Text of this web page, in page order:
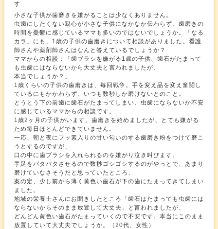
す
小さな子供が歯磨きを嫌がることは少なくありません。
虫歯にしたくない親心が小さな子供になかなか伝わらず、歯磨きの
時間を憂鬱に感じているママも多いのではないでしょうか。「なる
カラ」にも、1歳の子供の歯磨きについて相談がありました。看護
師さんや薬剤師さんはなんと答えているでしょうか？
ママからの相談：「歯ブラシを嫌がる1歳の子供、歯石がたまって
も虫歯にはならないから大丈夫と言われましたが、
本当でしょうか？」
1歳くらいの子供の歯磨きは、毎回戦争。手を変え品を変え奮闘し
ているにもかかわらず、いつも数秒しか磨けないとのこと。
とうとう下の前歯に歯石がたまってしまい、虫歯にならないか不安
に感じているママからの相談です。
1歳2ヶ月の子供がいます。歯磨きを始めましたが、とても嫌がる
ため毎日ほとんどできていません。
一応、朝と夜にフッ素入りの甘い匂いのする歯磨き粉をつけて磨こ
うとするのですが、
口の中に歯ブラシを入れられるのを嫌がり泣き叫びます。
手足をバタバタさせるので数秒ゴシゴシするのがやっとで、あまり
磨けていなさそうだと思っていたところ、
案の定、少し前から薄く黄色い歯石が下の歯にたまってきてしまい
ました。
地域の栄養士さんにお聞きしたところ「歯石はたまっても虫歯には
ならないからそのまま放置して大丈夫」と言われましたが、
どんどん黄色い歯石がたまっていくので不安です。本当にこのまま
放置していて大丈夫でしょうか。（20代、女性）